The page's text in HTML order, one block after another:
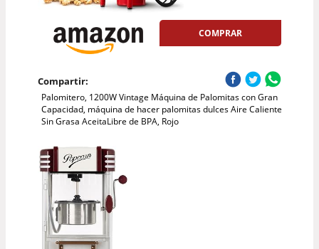
COMPRAR
Compartir:
Palomitero, 1200W Vintage Máquina de Palomitas con Gran
Capacidad, máquina de hacer palomitas dulces Aire Caliente
Sin Grasa AceitaLibre de BPA, Rojo